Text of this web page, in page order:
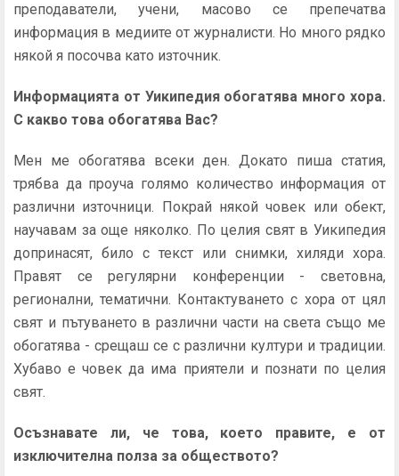
преподаватели, учени, масово се препечатва
информация в медиите от журналисти. Но много рядко
някой я посочва като източник.
Информацията от Уикипедия обогатява много хора.
С какво това обогатява Вас?
Мен ме обогатява всеки ден. Докато пиша статия,
трябва да проуча голямо количество информация от
различни източници. Покрай някой човек или обект,
научавам за още няколко. По целия свят в Уикипедия
допринасят, било с текст или снимки, хиляди хора.
Правят се регулярни конференции - световна,
регионални, тематични. Контактуването с хора от цял
свят и пътуването в различни части на света също ме
обогатява - срещаш се с различни култури и традиции.
Хубаво е човек да има приятели и познати по целия
свят.
Осъзнавате ли, че това, което правите, е от
изключителна полза за обществото?